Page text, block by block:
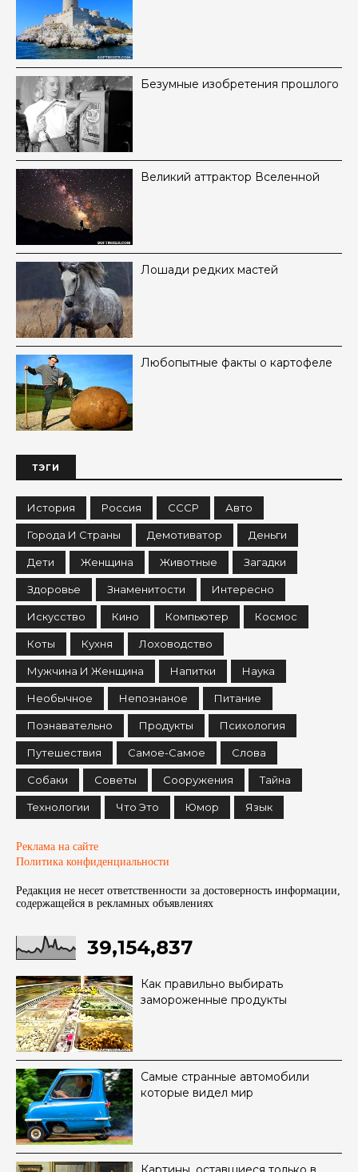
Безумные изобретения прошлого
Великий аттрактор Вселенной
Лошади редких мастей
Любопытные факты о картофеле
ТЭГИ
История Россия СССР Авто
Города И Страны Демотиватор Деньги
Дети Женщина Животные Загадки
Здоровье Знаменитости Интересно
Искусство Кино Компьютер Космос
Коты Кухня Лоховодство
Мужчина И Женщина Напитки Наука
Необычное Непознаное Питание
Познавательно Продукты Психология
Путешествия Самое-Самое Слова
Собаки Советы Сооружения Тайна
Технологии Что Это Юмор Язык
Реклама на сайте
Политика конфиденциальности
Редакция не несет ответственности за достоверность информации,
содержащейся в рекламных объявленияx
39,154,837
Как правильно выбирать
замороженные продукты
Самые странные автомобили
которые видел мир